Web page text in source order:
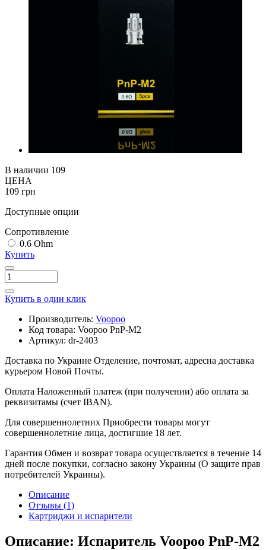
В наличии 109
ЦЕНА
109 грн
Доступные опции
Cопротивление
0.6 Ohm
Купить
Купить в один клик
Производитель: Voopoo
Код товара: Voopoo PnP-M2
Артикул: dr-2403
Доставка по Украине Отделение, почтомат, адресна доставка
курьером Новой Почты.
Оплата Наложенный платеж (при получении) або оплата за
реквизитамы (счет IBAN).
Для совершеннолетних Приобрести товары могут
совершеннолетние лица, достигшие 18 лет.
Гарантия Обмен и возврат товара осуществляется в течение 14
дней после покупки, согласно закону Украины (О защите прав
потребителей Украины).
Описание
Отзывы (1)
Картриджи и испарители
Описание: Испаритель Voopoo PnP-M2